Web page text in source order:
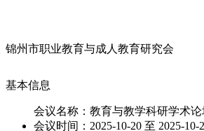
锦州市职业教育与成人教育研究会
基本信息
会议名称： 教育与教学科研学术论
会议时间： 2025-10-20 至 2025-10-